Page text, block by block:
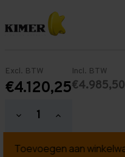
Excl. BTW
€4.120,25
Incl. BTW
€4.985,50
Hoeveelheid
verlagen
Palletstelling
Hoeveelheid
verhogen
Palletstelling